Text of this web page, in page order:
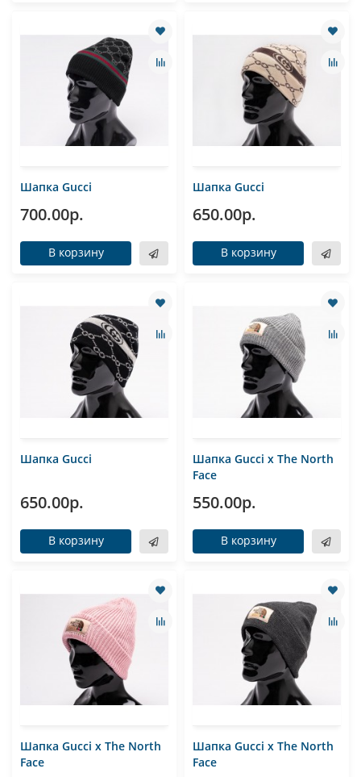
Шапка Gucci
700.00р.
В корзину
Шапка Gucci
650.00р.
В корзину
Шапка Gucci
650.00р.
В корзину
Шапка Gucci x The North
Face
550.00р.
В корзину
Шапка Gucci x The North
Face
Шапка Gucci x The North
Face